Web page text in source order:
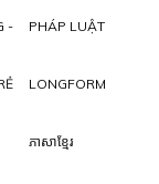
-
PHÁP LUẬT
LONGFORM
ភាសាខ្មែរ